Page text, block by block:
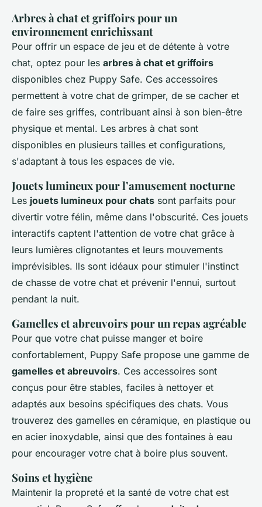
Arbres à chat et griffoirs pour un
environnement enrichissant
Pour offrir un espace de jeu et de détente à votre
chat, optez pour les arbres à chat et griffoirs
disponibles chez Puppy Safe. Ces accessoires
permettent à votre chat de grimper, de se cacher et
de faire ses griffes, contribuant ainsi à son bien-être
physique et mental. Les arbres à chat sont
disponibles en plusieurs tailles et configurations,
s'adaptant à tous les espaces de vie.
Jouets lumineux pour l’amusement nocturne
Les jouets lumineux pour chats sont parfaits pour
divertir votre félin, même dans l'obscurité. Ces jouets
interactifs captent l'attention de votre chat grâce à
leurs lumières clignotantes et leurs mouvements
imprévisibles. Ils sont idéaux pour stimuler l'instinct
de chasse de votre chat et prévenir l'ennui, surtout
pendant la nuit.
Gamelles et abreuvoirs pour un repas agréable
Pour que votre chat puisse manger et boire
confortablement, Puppy Safe propose une gamme de
gamelles et abreuvoirs. Ces accessoires sont
conçus pour être stables, faciles à nettoyer et
adaptés aux besoins spécifiques des chats. Vous
trouverez des gamelles en céramique, en plastique ou
en acier inoxydable, ainsi que des fontaines à eau
pour encourager votre chat à boire plus souvent.
Soins et hygiène
Maintenir la propreté et la santé de votre chat est